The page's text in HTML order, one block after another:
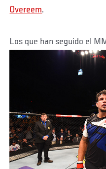
Overeem.
Los que han seguido el